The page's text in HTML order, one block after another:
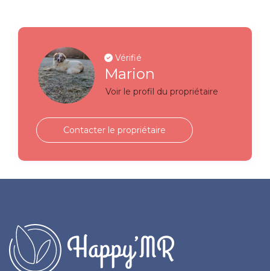
Vérifié
Marion
Voir le profil du propriétaire
Contacter le propriétaire